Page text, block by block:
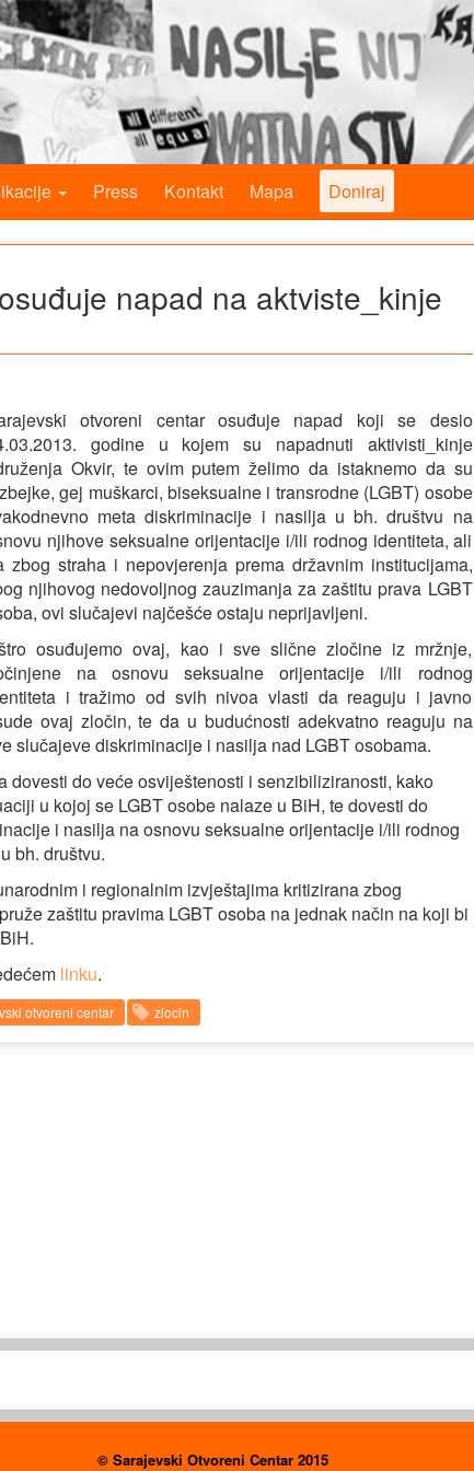
Press Kontakt Mapa Doniraj
napad na aktviste_kinje
otvoreni centar osuđuje napad koji se desio
godine u kojem su napadnuti aktivisti_kinje
Okvir, te ovim putem želimo da istaknemo da su
gej muškarci, biseksualne i transrodne (LGBT) osobe
meta diskriminacije i nasilja u bh. društvu na
njihove seksualne orijentacije i/ili rodnog identiteta, ali
zbog straha i nepovjerenja prema državnim institucijama,
njihovog nedovoljnog zauzimanja za zaštitu prava LGBT
ovi slučajevi najčešće ostaju neprijavljeni.
osuđujemo ovaj, kao i sve slične zločine iz mržnje,
na osnovu seksualne orijentacije i/ili rodnog
i tražimo od svih nivoa vlasti da reaguju i javno
ovaj zločin, te da u budućnosti adekvatno reaguju na
slučajeve diskriminacije i nasilja nad LGBT osobama.
do veće osviještenosti i senzibiliziranosti, kako
u kojoj se LGBT osobe nalaze u BiH, te dovesti do
i nasilja na osnovu seksualne orijentacije i/ili rodnog
bh. društvu.
i regionalnim izvještajima kritizirana zbog
zaštitu pravima LGBT osoba na jednak način na koji bi
linku.
otvoreni centar zlocin
© Sarajevski Otvoreni Centar 2015